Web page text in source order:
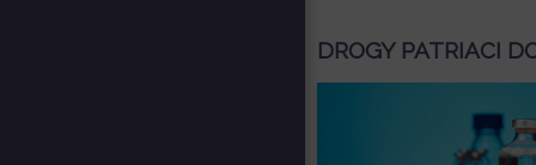
DROGY PATRIACI